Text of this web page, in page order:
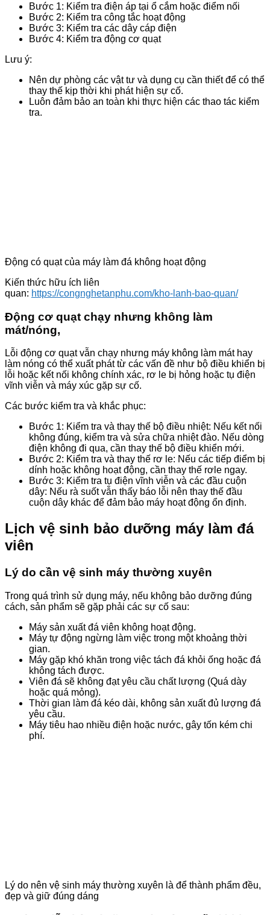
Bước 1: Kiểm tra điện áp tại ổ cắm hoặc điểm nối
Bước 2: Kiểm tra công tắc hoạt động
Bước 3: Kiểm tra các dây cáp điện
Bước 4: Kiểm tra động cơ quạt
Lưu ý:
Nên dự phòng các vật tư và dụng cụ cần thiết để có thể
thay thế kịp thời khi phát hiện sự cố.
Luôn đảm bảo an toàn khi thực hiện các thao tác kiểm
tra.
Động có quạt của máy làm đá không hoạt động
Kiến thức hữu ích liên
quan: https://congnghetanphu.com/kho-lanh-bao-quan/
Động cơ quạt chạy nhưng không làm
mát/nóng,
Lỗi động cơ quạt vẫn chạy nhưng máy không làm mát hay
làm nóng có thể xuất phát từ các vấn đề như bộ điều khiển bị
lỗi hoặc kết nối không chính xác, rơ le bị hỏng hoặc tụ điện
vĩnh viễn và máy xúc gặp sự cố.
Các bước kiểm tra và khắc phục:
Bước 1: Kiểm tra và thay thế bộ điều nhiệt: Nếu kết nối
không đúng, kiểm tra và sửa chữa nhiệt đào. Nếu dòng
điện không đi qua, cần thay thế bộ điều khiển mới.
Bước 2: Kiểm tra và thay thế rơ le: Nếu các tiếp điểm bị
dính hoặc không hoạt động, cần thay thế rơle ngay.
Bước 3: Kiểm tra tụ điện vĩnh viễn và các đầu cuộn
dây: Nếu rà suốt vẫn thấy báo lỗi nên thay thế đầu
cuộn dây khác để đảm bảo máy hoạt động ổn định.
Lịch vệ sinh bảo dưỡng máy làm đá
viên
Lý do cần vệ sinh máy thường xuyên
Trong quá trình sử dụng máy, nếu không bảo dưỡng đúng
cách, sản phẩm sẽ gặp phải các sự cố sau:
Máy sản xuất đá viên không hoạt động.
Máy tự động ngừng làm việc trong một khoảng thời
gian.
Máy gặp khó khăn trong việc tách đá khỏi ống hoặc đá
không tách được.
Viên đá sẽ không đạt yêu cầu chất lượng (Quá dày
hoặc quá mỏng).
Thời gian làm đá kéo dài, không sản xuất đủ lượng đá
yêu cầu.
Máy tiêu hao nhiều điện hoặc nước, gây tốn kém chi
phí.
Lý do nên vệ sinh máy thường xuyên là để thành phẩm đều,
đẹp và giữ đúng dáng